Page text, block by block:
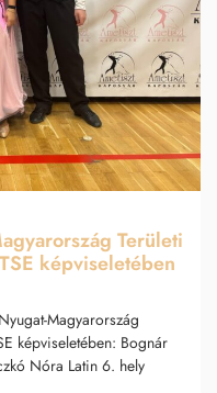
Területi
képviseletében
Magyarország
képviseletében: Bognár
Nóra Latin 6. hely